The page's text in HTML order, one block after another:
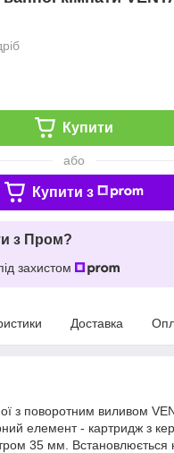
Купити
або
Купити з
з Пром?
захистом
Доставка
з поворотним виливом
елемент - картридж з
35 мм. Встановлюється